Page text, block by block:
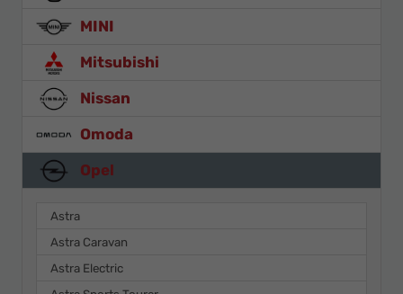
MINI
Mitsubishi
Nissan
Omoda
Opel
Astra
Astra Caravan
Astra Electric